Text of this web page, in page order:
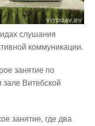
слушания
коммуникации.
занятие, где два